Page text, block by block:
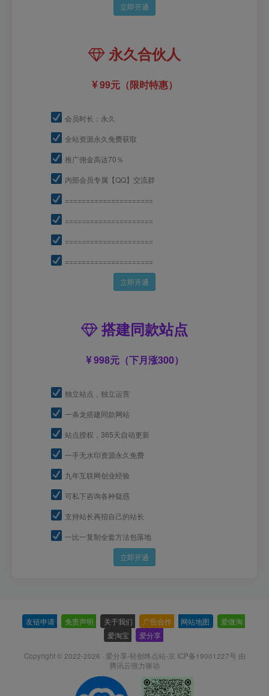
立即开通
永久合伙人
99元（限时特惠）
会员时长：永久
全站资源永久免费获取
推广佣金高达70％
内部会员专属【QQ】交流群
=====================
=====================
=====================
=====================
立即开通
搭建同款站点
998元（下月涨300）
独立站点，独立运营
一条龙搭建同款网站
站点授权，365天自动更新
一手无水印资源永久免费
九年互联网创业经验
可私下咨询各种疑惑
支持站长再招自己的站长
一比一复制全套方法包落地
立即开通
友链申请 免责声明 关于我们 广告合作 网站地图 爱微淘
爱淘宝
爱分享
Copyright © 2022-2026 · 爱分享-轻创终点站-京 ICP备19001227号 由
腾讯云强力驱动